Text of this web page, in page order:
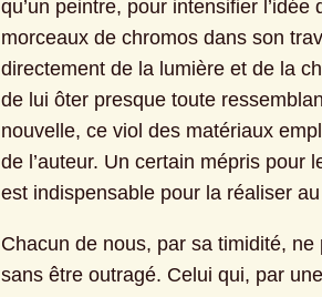
qu’un peintre, pour intensifier
morceaux de chromos dans son
directement de la lumière et de la
de lui ôter presque toute
nouvelle, ce viol des matériaux
de l’auteur. Un certain mépris pour
est indispensable pour la réaliser
Chacun de nous, par sa timidité,
sans être outragé. Celui qui, par